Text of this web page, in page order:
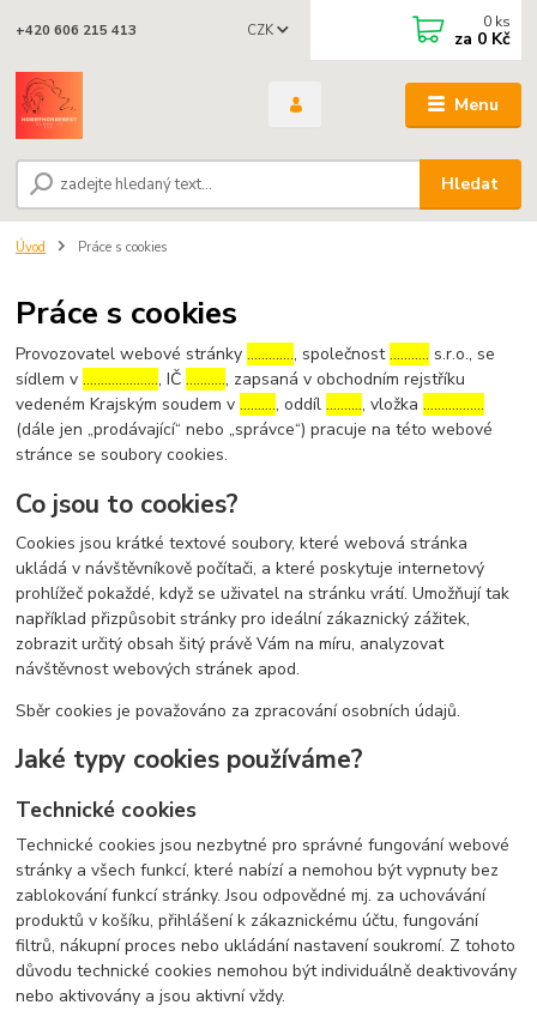
Menu
CZK
Hledat
+420 606 215 413 0 ks
za 0 Kč
Úvod Práce s cookies
Práce s cookies
Provozovatel webové stránky…………., společnost……….. s.r.o., se
sídlem v…………………, IČ……….., zapsaná v obchodním rejstříku
vedeném Krajským soudem v………., oddíl………., vložka……………..
(dále jen „prodávající“ nebo „správce“) pracuje na této webové
stránce se soubory cookies.
Co jsou to cookies?
Cookies jsou krátké textové soubory, které webová stránka
ukládá v návštěvníkově počítači, a které poskytuje internetový
prohlížeč pokaždé, když se uživatel na stránku vrátí. Umožňují tak
například přizpůsobit stránky pro ideální zákaznický zážitek,
zobrazit určitý obsah šitý právě Vám na míru, analyzovat
návštěvnost webových stránek apod.
Sběr cookies je považováno za zpracování osobních údajů.
Jaké typy cookies používáme?
Technické cookies
Technické cookies jsou nezbytné pro správné fungování webové
stránky a všech funkcí, které nabízí a nemohou být vypnuty bez
zablokování funkcí stránky. Jsou odpovědné mj. za uchovávání
produktů v košíku, přihlášení k zákaznickému účtu, fungování
filtrů, nákupní proces nebo ukládání nastavení soukromí. Z tohoto
důvodu technické cookies nemohou být individuálně deaktivovány
nebo aktivovány a jsou aktivní vždy.